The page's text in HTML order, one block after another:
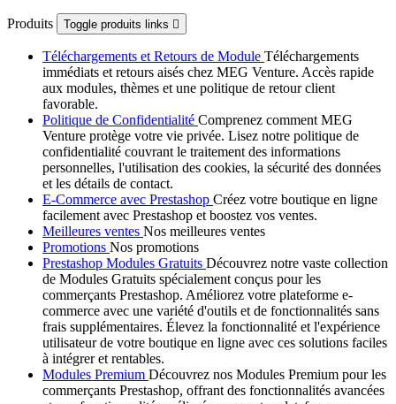
Produits Toggle produits links 
Téléchargements et Retours de Module Téléchargements
immédiats et retours aisés chez MEG Venture. Accès rapide
aux modules, thèmes et une politique de retour client
favorable.
Politique de Confidentialité Comprenez comment MEG
Venture protège votre vie privée. Lisez notre politique de
confidentialité couvrant le traitement des informations
personnelles, l'utilisation des cookies, la sécurité des données
et les détails de contact.
E-Commerce avec Prestashop Créez votre boutique en ligne
facilement avec Prestashop et boostez vos ventes.
Meilleures ventes Nos meilleures ventes
Promotions Nos promotions
Prestashop Modules Gratuits Découvrez notre vaste collection
de Modules Gratuits spécialement conçus pour les
commerçants Prestashop. Améliorez votre plateforme e-
commerce avec une variété d'outils et de fonctionnalités sans
frais supplémentaires. Élevez la fonctionnalité et l'expérience
utilisateur de votre boutique en ligne avec ces solutions faciles
à intégrer et rentables.
Modules Premium Découvrez nos Modules Premium pour les
commerçants Prestashop, offrant des fonctionnalités avancées